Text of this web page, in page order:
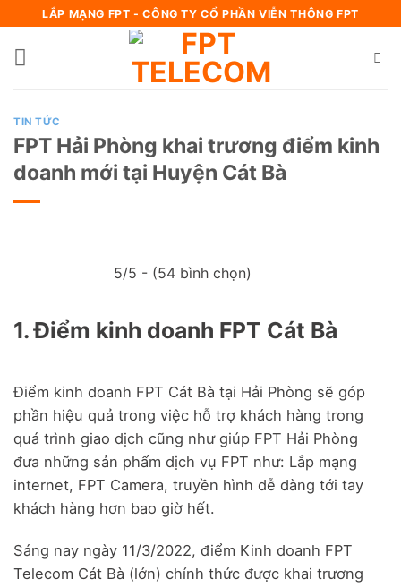
LẮP MẠNG FPT - CÔNG TY CỔ PHẦN VIỄN THÔNG FPT
TIN TỨC
FPT Hải Phòng khai trương điểm kinh
doanh mới tại Huyện Cát Bà
5/5 - (54 bình chọn)
1. Điểm kinh doanh FPT Cát Bà
Điểm kinh doanh FPT Cát Bà tại Hải Phòng sẽ góp
phần hiệu quả trong việc hỗ trợ khách hàng trong
quá trình giao dịch cũng như giúp FPT Hải Phòng
đưa những sản phẩm dịch vụ FPT như: Lắp mạng
internet, FPT Camera, truyền hình dễ dàng tới tay
khách hàng hơn bao giờ hết.
Sáng nay ngày 11/3/2022, điểm Kinh doanh FPT
Telecom Cát Bà (lớn) chính thức được khai trương